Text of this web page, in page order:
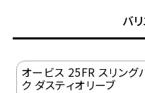
バ
オービス 25FR スリング
ク ダスティオリーブ